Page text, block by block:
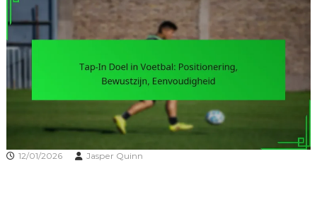
12/01/2026 Jasper Quinn